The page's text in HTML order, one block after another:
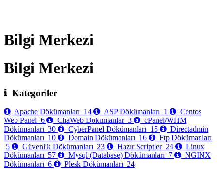
Bilgi Merkezi
Bilgi Merkezi
Kategoriler
Apache Dökümanları 14 ASP Dökümanları 1
Centos
Web Panel 6 CliaWeb Dökümanlar 3
cPanel/WHM
Dökümanları 30 CyberPanel Dökümanları 15
Directadmin
Dökümanları 10 Domain Dökümanları 16
Ftp Dökümanları
5
Güvenlik Dökümanları 23 Hazır Scriptler 24
Linux
Dökümanları 57 Mysql (Database) Dökümanları 7
NGINX
Dökümanları 6 Plesk Dökümanları 24